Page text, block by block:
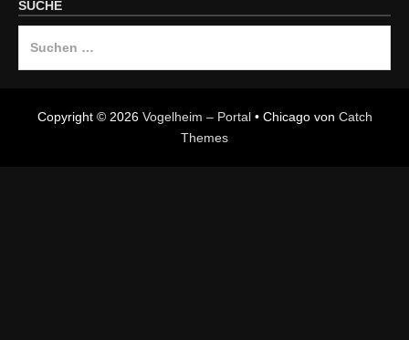
SUCHE
Copyright © 2026 Vogelheim – Portal• Chicago von Catch
Themes